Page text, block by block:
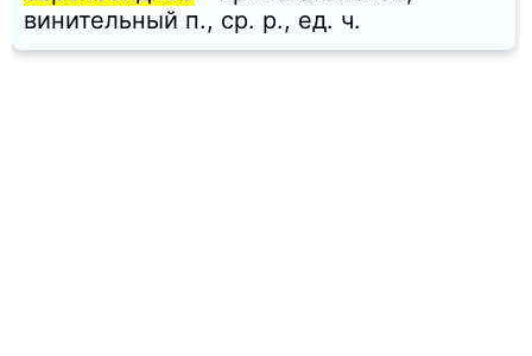
винительный п., ср. p., ед. ч.